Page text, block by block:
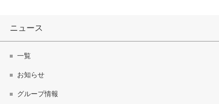
ニュース
一覧
お知らせ
グループ情報